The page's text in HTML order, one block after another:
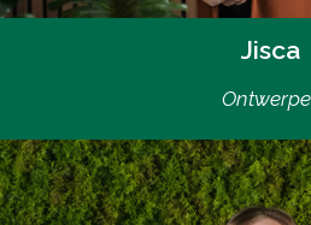
Jisca